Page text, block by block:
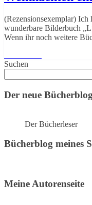
(Rezensionsexemplar) Ich
wunderbare Bilderbuch
Wenn ihr noch weitere
Suchen
Der neue
Der Bücherleser
Bücherblog meines
Meine Autorenseite